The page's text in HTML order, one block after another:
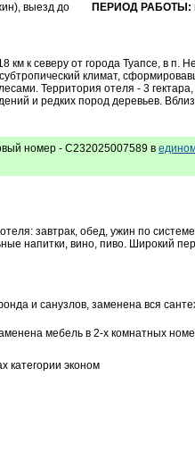
выезд до
ПЕРИОД РАБОТЫ:
км к северу от города Туапсе, в п.
климат,
Территория отеля - 3
и редких пород деревьев.
номер - С232025007589 в
завтрак, обед, ужин по
напитки, вино, пиво. Широкий
и санузлов, заменена вся
мебель в 2-х комнатных
категории эконом